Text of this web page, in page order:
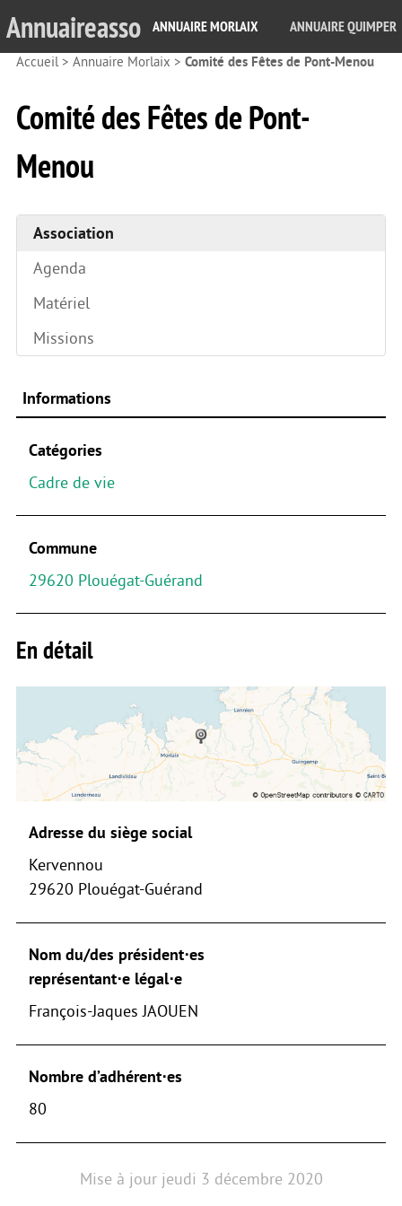
Annuaireasso ANNUAIRE MORLAIX ANNUAIRE QUIMPER
Accueil> Annuaire Morlaix > Comité des Fêtes de Pont-Menou
Comité des Fêtes de Pont-
Menou
Association
Agenda
Matériel
Missions
Informations
Catégories
Cadre de vie
Commune
29620 Plouégat-Guérand
En détail
Adresse du siège social
Kervennou
29620 Plouégat-Guérand
Nom du/des président⋅es
représentant⋅e légal⋅e
François-Jaques JAOUEN
Nombre d’adhérent⋅es
80
Mise à jour jeudi 3 décembre 2020